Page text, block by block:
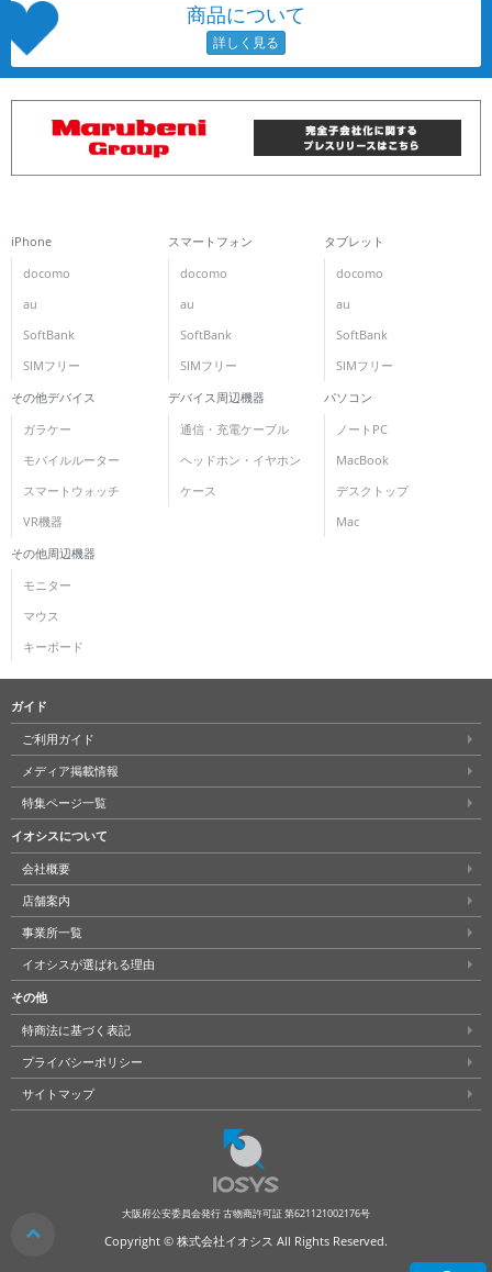
商品について
iPhone
docomo
au
SoftBank
SIMフリー
スマートフォン
docomo
au
SoftBank
SIMフリー
タブレット
docomo
au
SoftBank
SIMフリー
その他デバイス
ガラケー
モバイルルーター
スマートウォッチ
VR機器
デバイス周辺機器
通信・充電ケーブル
ヘッドホン・イヤホン
ケース
パソコン
ノートPC
MacBook
デスクトップ
Mac
その他周辺機器
モニター
マウス
キーボード
ガイド
ご利用ガイド
メディア掲載情報
特集ページ一覧
イオシスについて
会社概要
店舗案内
事業所一覧
イオシスが選ばれる理由
その他
特商法に基づく表記
プライバシーポリシー
サイトマップ
大阪府公安委員会発行 古物商許可証 第621121002176号
Copyright © 株式会社イオシス All Rights Reserved. クリア